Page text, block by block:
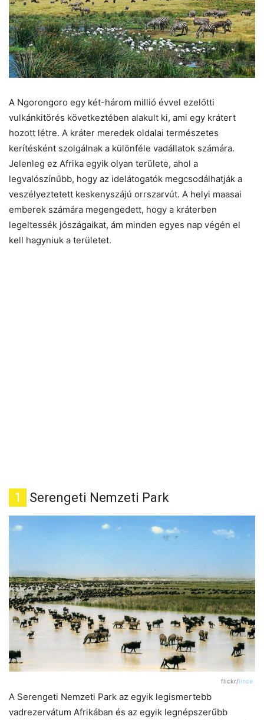
A Ngorongoro egy két-három millió évvel ezelőtti
vulkánkitörés következtében alakult ki, ami egy krátert
hozott létre. A kráter meredek oldalai természetes
kerítésként szolgálnak a különféle vadállatok számára.
Jelenleg ez Afrika egyik olyan területe, ahol a
legvalószínűbb, hogy az idelátogatók megcsodálhatják a
veszélyeztetett keskenyszájú orrszarvút. A helyi maasai
emberek számára megengedett, hogy a kráterben
legeltessék jószágaikat, ám minden egyes nap végén el
kell hagyniuk a területet.
1 Serengeti Nemzeti Park
flickr/lince
A Serengeti Nemzeti Park az egyik legismertebb
vadrezervátum Afrikában és az egyik legnépszerűbb